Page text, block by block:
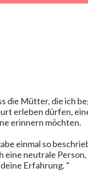
die Mütter, die ich
erleben dürfen, e
erinnern möchten.
einmal so
eine neutrale
Erfahrung. "